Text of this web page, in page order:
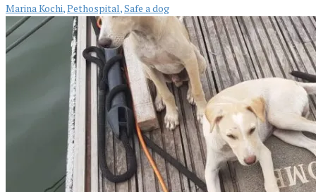
Marina Kochi,Pethospital,Safe a dog